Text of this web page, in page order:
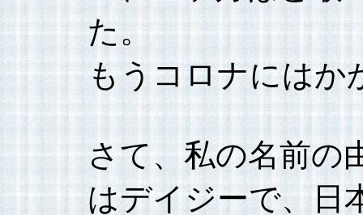
た。
もうコロナにはか
さて、私の名前の
はデイジーで、日